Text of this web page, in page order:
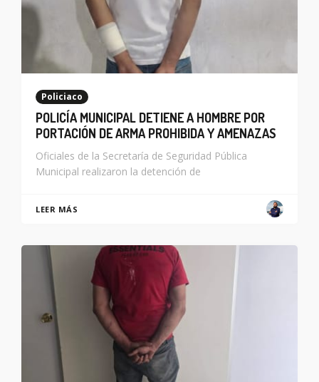
Policiaco
POLICÍA MUNICIPAL DETIENE A HOMBRE POR
PORTACIÓN DE ARMA PROHIBIDA Y AMENAZAS
Oficiales de la Secretaría de Seguridad Pública
Municipal realizaron la detención de
LEER MÁS